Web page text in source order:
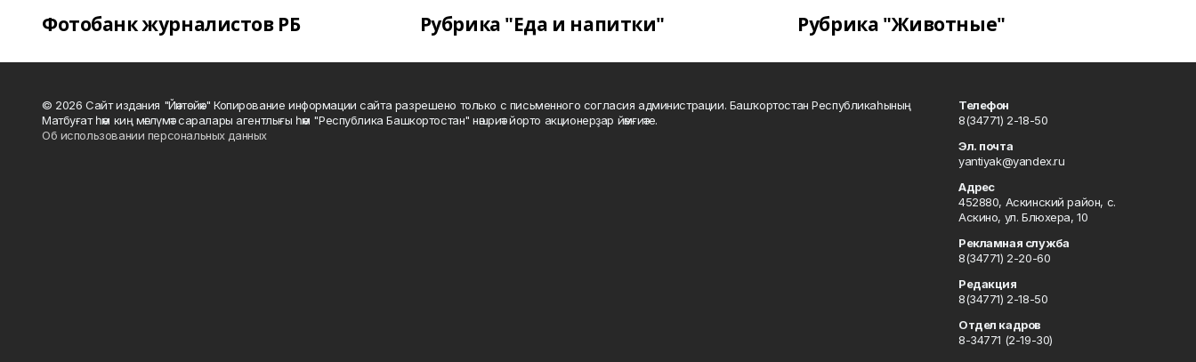
Фотобанк журналистов РБ Рубрика "Еда и напитки" Рубрика "Животные"
© 2026 Сайт издания "Йәнтөйәк" Копирование информации сайта разрешено только с письменного согласия администрации. Башҡортостан Республикаһының
Матбуғат һәм киң мәғлүмәт саралары агентлығы һәм "Республика Башкортостан" нәшриәт йорто акционерҙар йәмғиәте.
Об использовании персональных данных
Телефон
8(34771) 2-18-50
Эл. почта
yantiyak@yandex.ru
Адрес
452880, Аскинский район, с.
Аскино, ул. Блюхера, 10
Рекламная служба
8(34771) 2-20-60
Редакция
8(34771) 2-18-50
Отдел кадров
8-34771 (2-19-30)